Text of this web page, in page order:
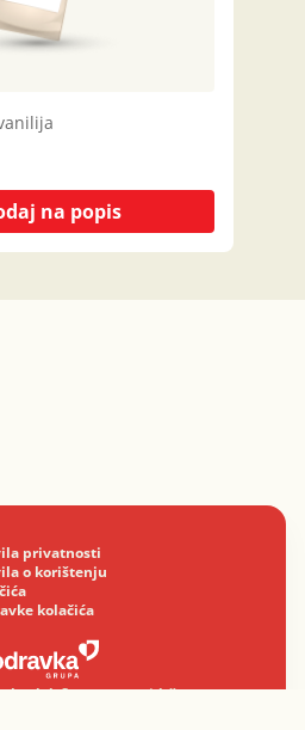
na popis
privatnosti
o korištenju
kolačića
d.d. Sva prava pridržana.